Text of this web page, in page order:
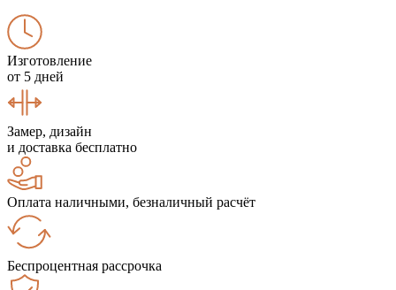
Изготовление
от 5 дней
Замер, дизайн
и доставка бесплатно
Оплата наличными, безналичный расчёт
Беспроцентная рассрочка